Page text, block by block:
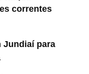
correntes
Jundiaí para